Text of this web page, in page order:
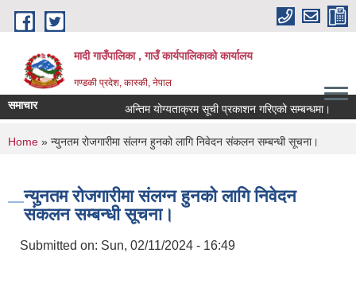
Skip to main content
मादी गाउँपालिका , गाउँ कार्यपालिकाको कार्यालय
गण्डकी प्रदेश, कास्की, नेपाल
समाचार अन्तिम योग्यताक्रम सूची प्रकाशन गरिएको सम्बन्धमा।
अन्तिम
मिति:
You are here
Home » न्युनतम रोजगारीमा संलग्‍न हुनको लागि निवेदन संकलन सम्बन्धी सूचना।
न्युनतम रोजगारीमा संलग्‍न हुनको लागि निवेदन
संकलन सम्बन्धी सूचना।
Submitted on: Sun, 02/11/2024 - 16:49